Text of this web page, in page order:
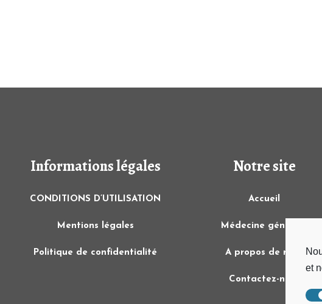
et
Informations légales
CONDITIONS D’UTILISATION
Mentions légales
Politique de confidentialité
Notre site
Accueil
Médecine générale
A propos de nous
Contactez-nous